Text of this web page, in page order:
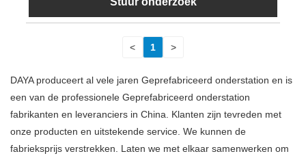
< 1 >
DAYA produceert al vele jaren Geprefabriceerd onderstation en is
een van de professionele Geprefabriceerd onderstation
fabrikanten en leveranciers in China. Klanten zijn tevreden met
onze producten en uitstekende service. We kunnen de
fabrieksprijs verstrekken. Laten we met elkaar samenwerken om